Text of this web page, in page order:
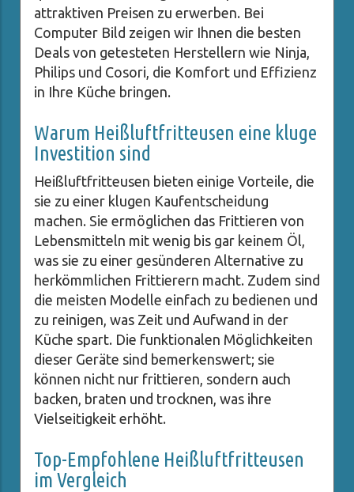
attraktiven Preisen zu erwerben. Bei
Computer Bild zeigen wir Ihnen die besten
Deals von getesteten Herstellern wie Ninja,
Philips und Cosori, die Komfort und Effizienz
in Ihre Küche bringen.
Warum Heißluftfritteusen eine kluge
Investition sind
Heißluftfritteusen bieten einige Vorteile, die
sie zu einer klugen Kaufentscheidung
machen. Sie ermöglichen das Frittieren von
Lebensmitteln mit wenig bis gar keinem Öl,
was sie zu einer gesünderen Alternative zu
herkömmlichen Frittierern macht. Zudem sind
die meisten Modelle einfach zu bedienen und
zu reinigen, was Zeit und Aufwand in der
Küche spart. Die funktionalen Möglichkeiten
dieser Geräte sind bemerkenswert; sie
können nicht nur frittieren, sondern auch
backen, braten und trocknen, was ihre
Vielseitigkeit erhöht.
Top-Empfohlene Heißluftfritteusen
im Vergleich